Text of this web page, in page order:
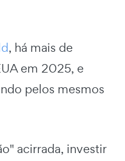
, há mais de
em 2025, e
pelos mesmos
acirrada, investir